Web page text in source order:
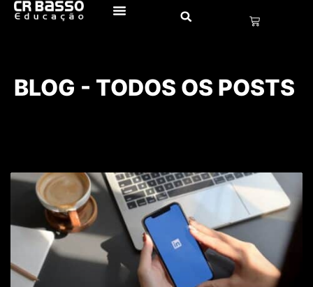
BLOG - TODOS OS POSTS